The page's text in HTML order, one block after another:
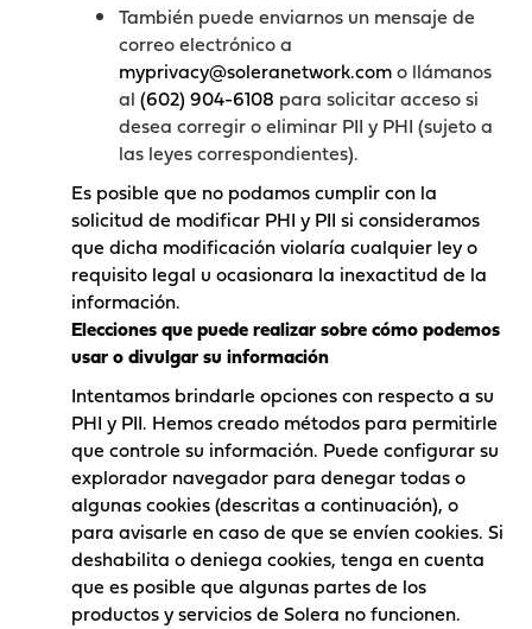
También puede enviarnos un mensaje de
correo electrónico a
myprivacy@soleranetwork.como llámanos
al (602) 904-6108 para solicitar acceso si
desea corregir o eliminar PII y PHI (sujeto a
las leyes correspondientes).
Es posible que no podamos cumplir con la
solicitud de modificar PHI y PII si consideramos
que dicha modificación violaría cualquier ley o
requisito legal u ocasionara la inexactitud de la
información.
Elecciones que puede realizar sobre cómo podemos
usar o divulgar su información
Intentamos brindarle opciones con respecto a su
PHI y PII. Hemos creado métodos para permitirle
que controle su información. Puede configurar su
explorador navegador para denegar todas o
algunas cookies (descritas a continuación), o
para avisarle en caso de que se envíen cookies. Si
deshabilita o deniega cookies, tenga en cuenta
que es posible que algunas partes de los
productos y servicios de Solera no funcionen.